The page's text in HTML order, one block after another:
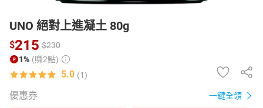
UNO 絕對上進凝土 80g
$215 $230
1% (賺2點)
5.0 (1)
優惠券 一鍵全領